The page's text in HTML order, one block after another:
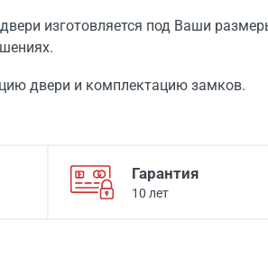
изготовляется под Ваши
двери и комплектацию замков.
Гарантия
10 лет